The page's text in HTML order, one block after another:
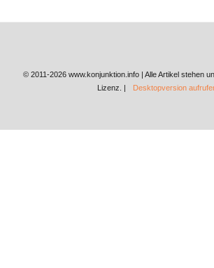
© 2011-2026 www.konjunktion.info | Alle Artikel stehen
Lizenz. |
Desktopversion